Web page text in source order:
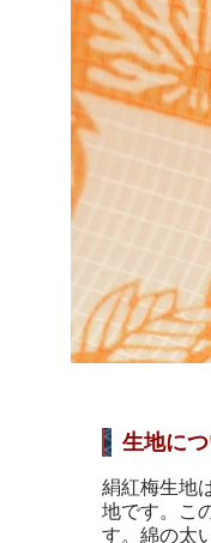
生地に
絹紅梅生地
地です。こ
す。綿の太